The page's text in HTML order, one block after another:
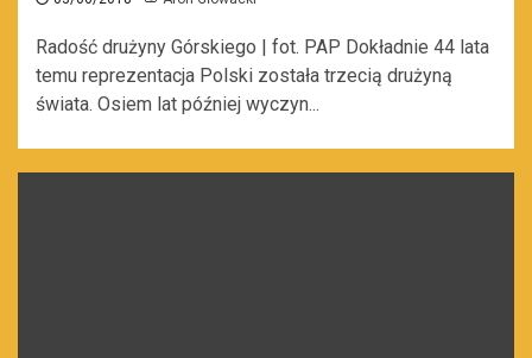
Radość drużyny Górskiego | fot. PAP Dokładnie 44 lata
temu reprezentacja Polski została trzecią drużyną
świata. Osiem lat później wyczyn...